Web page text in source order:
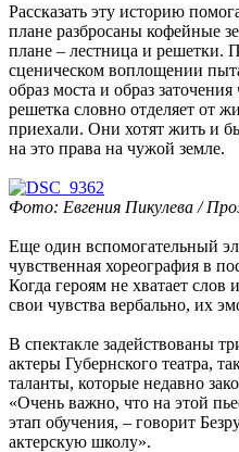
Рассказать эту историю
плане разбросаны кофейные
плане – лестница и решетки.
сценическом воплощении
образ моста и образ
решетка словно отделяет от
приехали. Они хотят жить и
на это права на чужой земле.
Фото: Евгения Пикулева /
Еще один вспомогательный
чувственная хореография в
Когда героям не хватает
свои чувства вербально, их
В спектакле задействованы
актеры Губернского театра,
таланты, которые недавно
«Очень важно, что на этой
этап обучения, – говорит
актерскую школу».